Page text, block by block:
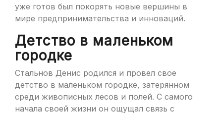
уже готов был покорять новые вершины в
мире предпринимательства и инноваций.
Детство в маленьком
городке
Стальнов Денис родился и провел свое
детство в маленьком городке, затерянном
среди живописных лесов и полей. С самого
начала своей жизни он ощущал связь с